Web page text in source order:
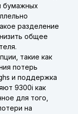
бумажных
разделение
общее
такие как
потерь
и поддержка
9300i как
для того,
на